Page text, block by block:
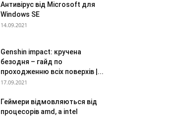
Антивірус від Microsoft для
Windows SE
14.09.2021
Genshin impact: кручена
безодня – гайд по
проходженню всіх поверхів |...
17.09.2021
Геймери відмовляються від
процесорів amd, а intel